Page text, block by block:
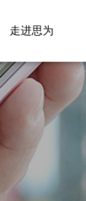
走进思为